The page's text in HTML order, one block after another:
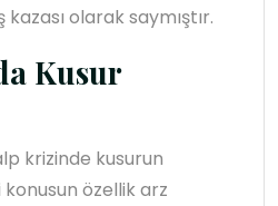
olarak saymıştır.
Kusur
krizinde kusurun
özellik arz